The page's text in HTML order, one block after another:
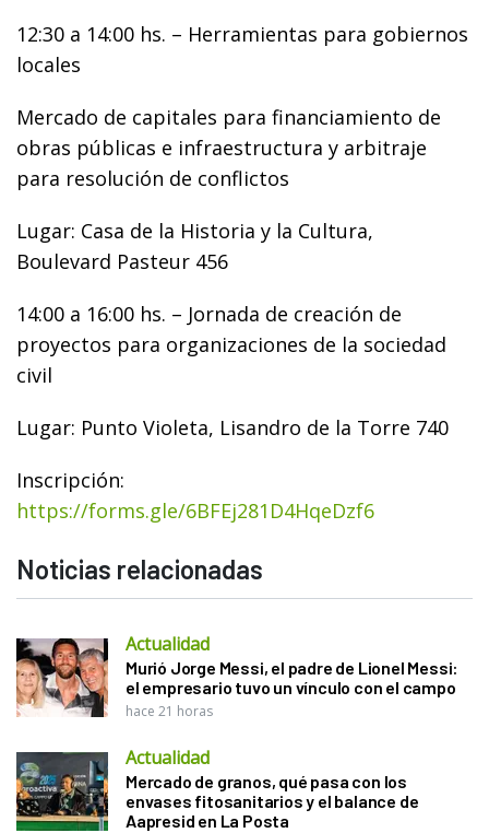
12:30 a 14:00 hs. – Herramientas para gobiernos
locales
Mercado de capitales para financiamiento de
obras públicas e infraestructura y arbitraje
para resolución de conflictos
Lugar: Casa de la Historia y la Cultura,
Boulevard Pasteur 456
14:00 a 16:00 hs. – Jornada de creación de
proyectos para organizaciones de la sociedad
civil
Lugar: Punto Violeta, Lisandro de la Torre 740
Inscripción:
https://forms.gle/6BFEj281D4HqeDzf6
Noticias relacionadas
Actualidad
Murió Jorge Messi, el padre de Lionel Messi:
el empresario tuvo un vínculo con el campo
hace 21 horas
Actualidad
Mercado de granos, qué pasa con los
envases fitosanitarios y el balance de
Aapresid en La Posta